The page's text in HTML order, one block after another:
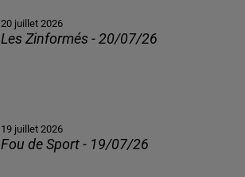
20 juillet 2026
Les Zinformés - 20/07/26
19 juillet 2026
Fou de Sport - 19/07/26